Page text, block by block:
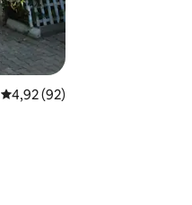
საშუალო შეფასებაა 5‑დან
4,92 (92)